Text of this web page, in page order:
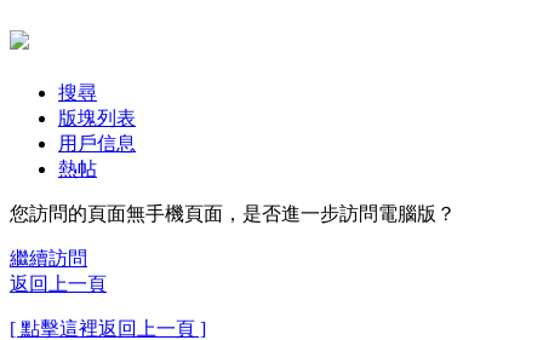
搜尋
版塊列表
用戶信息
熱帖
您訪問的頁面無手機頁面，是否進一步訪問電腦版？
繼續訪問
返回上一頁
[ 點擊這裡返回上一頁 ]